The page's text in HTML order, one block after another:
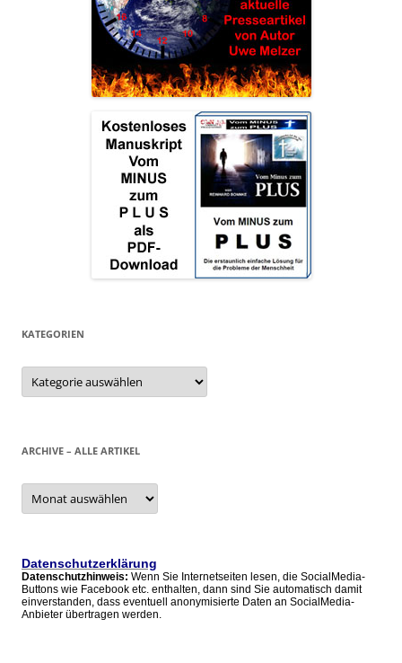
KATEGORIEN
Kategorien
ARCHIVE – ALLE ARTIKEL
Archive
alle
Datenschutzerklärung
Datenschutzhinweis: Wenn Sie Internetseiten lesen, die SocialMedia-
Buttons wie Facebook etc. enthalten, dann sind Sie automatisch damit
einverstanden, dass eventuell anonymisierte Daten an SocialMedia-
Anbieter übertragen werden.